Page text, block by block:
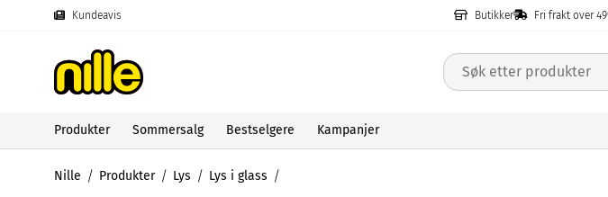
Kundeavis Butikker Fri frakt over
Produkter Sommersalg Bestselgere Kampanjer
Nille Produkter Lys Lys i glass